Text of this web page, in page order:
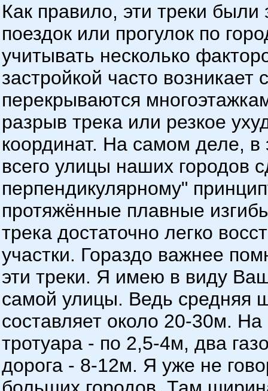
Как правило, эти треки
поездок или прогулок по
учитывать несколько
застройкой часто возникает
перекрываются
разрыв трека или резкое
координат. На самом деле,
всего улицы наших городов
перпендикулярному"
протяжённые плавные
трека достаточно легко
участки. Гораздо важнее
эти треки. Я имею в виду
самой улицы. Ведь средняя
составляет около 20-30м.
тротуара - по 2,5-4м, два
дорога - 8-12м. Я уже не